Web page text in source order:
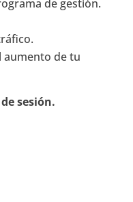
de gestión.
aumento de tu
sesión.